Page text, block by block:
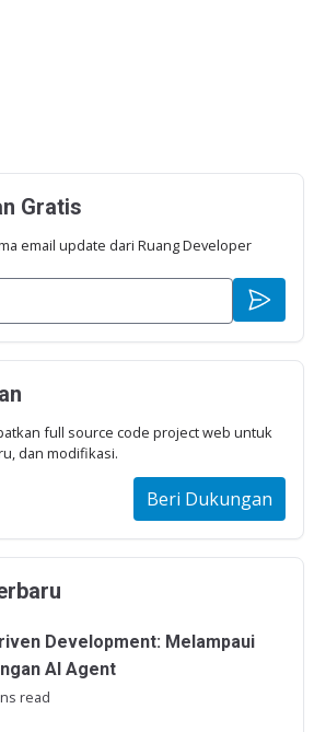
Gratis
email update dari Ruang Developer
full source code project web untuk
dan modifikasi.
Beri Dukungan
Development: Melampaui
AI Agent
read